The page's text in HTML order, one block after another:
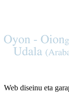
Web diseinu eta